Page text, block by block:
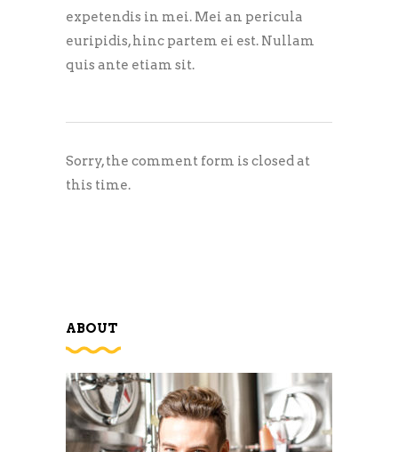
expetendis in mei. Mei an pericula
euripidis, hinc partem ei est. Nullam
quis ante etiam sit.
Sorry, the comment form is closed at
this time.
ABOUT